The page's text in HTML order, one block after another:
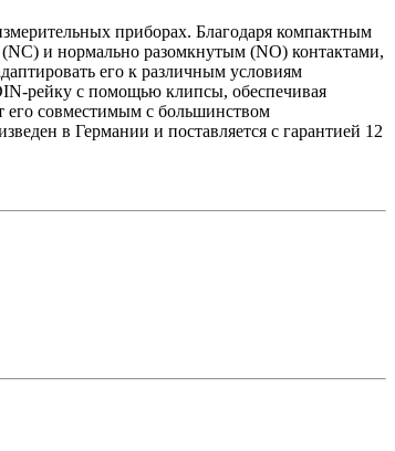
приборах. Благодаря компактным
и нормально разомкнутым (NO) контактами,
его к различным условиям
рейку с помощью клипсы, обеспечивая
его совместимым с большинством
в Германии и поставляется с гарантией 12